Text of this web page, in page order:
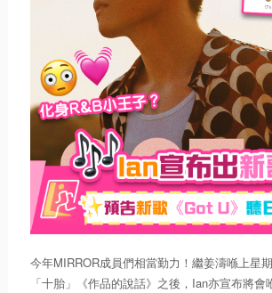
今年MIRROR成員們相當勤力！繼姜濤喺上星
「十胎」《作品的說話》之後，Ian亦宣布將會